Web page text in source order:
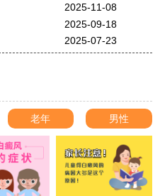
2025-11-08
2025-09-18
2025-07-23
老年 男性